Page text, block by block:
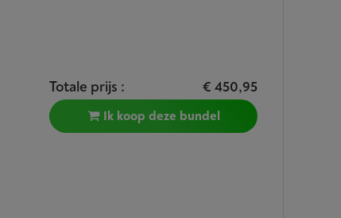
Totale prijs : € 450,95
Ik koop deze bundel